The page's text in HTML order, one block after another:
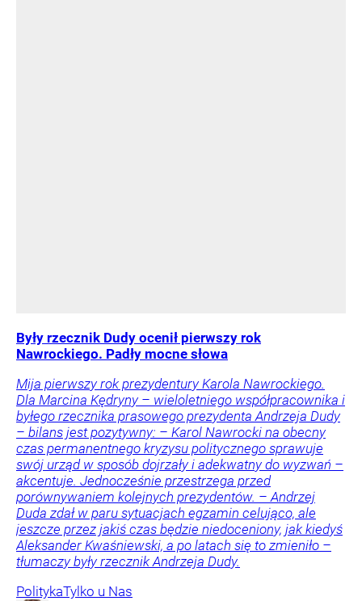
Były rzecznik Dudy ocenił pierwszy rok
Nawrockiego. Padły mocne słowa
Mija pierwszy rok prezydentury Karola Nawrockiego.
Dla Marcina Kędryny – wieloletniego współpracownika i
byłego rzecznika prasowego prezydenta Andrzeja Dudy
– bilans jest pozytywny: – Karol Nawrocki na obecny
czas permanentnego kryzysu politycznego sprawuje
swój urząd w sposób dojrzały i adekwatny do wyzwań –
akcentuje. Jednocześnie przestrzega przed
porównywaniem kolejnych prezydentów. – Andrzej
Duda zdał w paru sytuacjach egzamin celująco, ale
jeszcze przez jakiś czas będzie niedoceniony, jak kiedyś
Aleksander Kwaśniewski, a po latach się to zmieniło –
tłumaczy były rzecznik Andrzeja Dudy.
PolitykaTylko u Nas